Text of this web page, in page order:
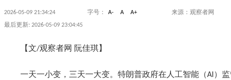
2026-05-09 21:34:24 字号： A- A A+ 来源：观察者网
最后更新: 2026-05-09 23:04:45
【文/观察者网 阮佳琪】
一天一小变，三天一大变。特朗普政府在人工智能（AI）